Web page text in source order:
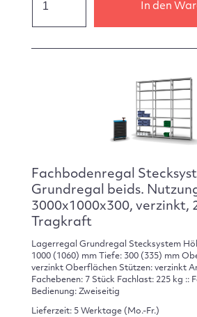
In den
Fachbodenregal
Grundregal beids.
3000x1000x300, verzinkt,
Tragkraft
Lagerregal Grundregal Stecksystem
1000 (1060) mm Tiefe: 300 (335) mm
verzinkt Oberflächen Stützen: verzinkt
Fachebenen: 7 Stück Fachlast: 225 kg ::
Bedienung: Zweiseitig
Lieferzeit: 5 Werktage (Mo.-Fr.)